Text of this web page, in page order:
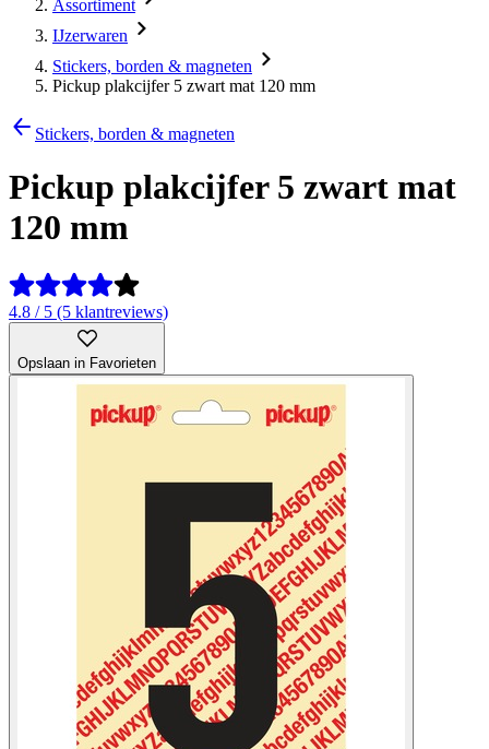
Assortiment
IJzerwaren
Stickers, borden & magneten
Pickup plakcijfer 5 zwart mat 120 mm
Stickers, borden & magneten
Pickup plakcijfer 5 zwart mat
120 mm
4.8 / 5 (5 klantreviews)
Opslaan in Favorieten